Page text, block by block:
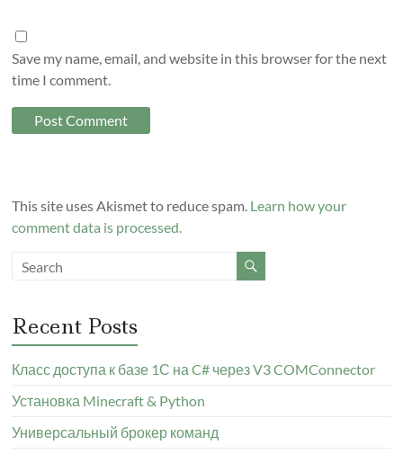
Save my name, email, and website in this browser for the next
time I comment.
This site uses Akismet to reduce spam. Learn how your
comment data is processed.
Recent Posts
Класс доступа к базе 1С на C# через V3 COMConnector
Установка Minecraft & Python
Универсальный брокер команд